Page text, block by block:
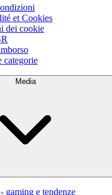
et Cookies
dei cookie
categorie
Media
gaming e tendenze